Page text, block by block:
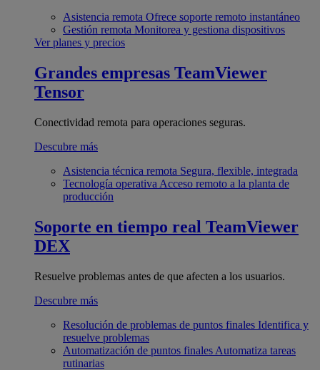
Asistencia remota Ofrece soporte remoto instantáneo
Gestión remota Monitorea y gestiona dispositivos
Ver planes y precios
Grandes empresas TeamViewer
Tensor
Conectividad remota para operaciones seguras.
Descubre más
Asistencia técnica remota Segura, flexible, integrada
Tecnología operativa Acceso remoto a la planta de
producción
Soporte en tiempo real TeamViewer
DEX
Resuelve problemas antes de que afecten a los usuarios.
Descubre más
Resolución de problemas de puntos finales Identifica y
resuelve problemas
Automatización de puntos finales Automatiza tareas
rutinarias